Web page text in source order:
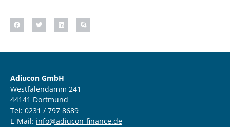
Adiucon GmbH
Westfalendamm 241
44141 Dortmund
Tel: 0231 / 797 8689
E-Mail: info@adiucon-finance.de